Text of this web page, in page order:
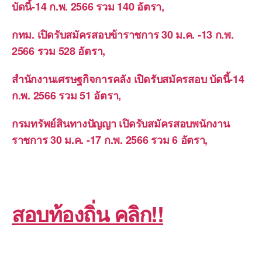
บัดนี้-14 ก.พ. 2566 รวม 140 อัตรา,
กทม. เปิดรับสมัครสอบข้าราชการ 30 ม.ค. -13 ก.พ.
2566 รวม 528 อัตรา,
สำนักงานเศรษฐกิจการคลัง เปิดรับสมัครสอบ บัดนี้-14
ก.พ. 2566 รวม 51 อัตรา,
กรมทรัพย์สินทางปัญญา เปิดรับสมัครสอบพนักงาน
ราชการ 30 ม.ค. -17 ก.พ. 2566 รวม 6 อัตรา,
สอบท้องถิ่น คลิก!!